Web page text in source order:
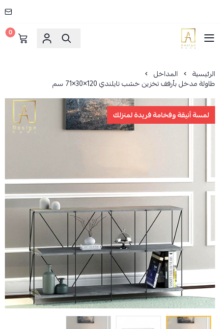
AD HOME
0
الرئيسية المداخل
طاولة مدخل بأرفف تخزين خشب تايلندي 120×30×71 سم
لمسة أنيقة وفخامة فريدة لمنزلك